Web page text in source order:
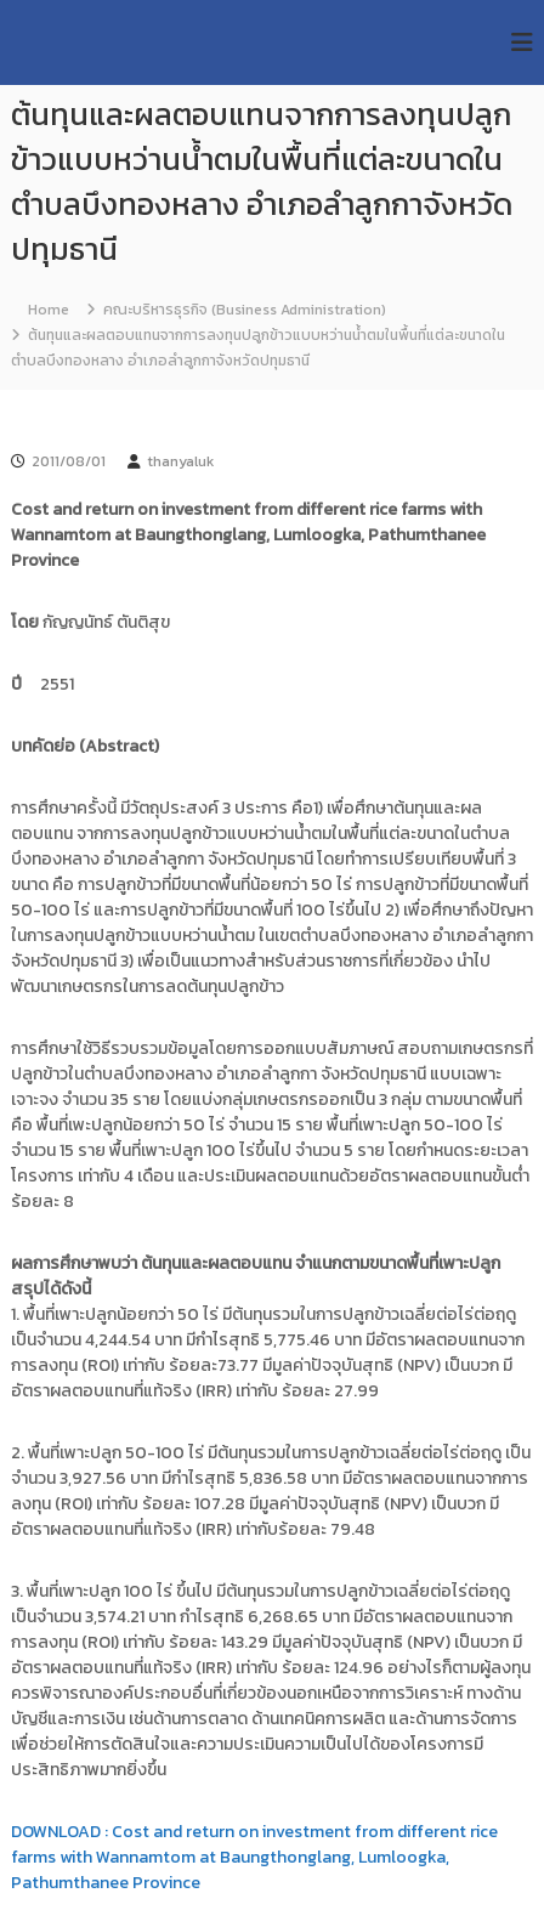
p
U
T
T
R
e
s
a
r
c
p
o
s
i
o
ค
ง
ข้
อ
มู
ล
ง
า
น
จั
ย
วิ
ท
ย
า
ลั
ย
ท
น
โ
ล
ม
ค
ล
ธั
รี
ต้นทุนและผลตอบแทนจากการลงทุนปลูก
ข้าวแบบหว่านน้ำตมในพื้นที่แต่ละขนาดใน
ตำบลบึงทองหลาง อำเภอลำลูกกาจังหวัด
ปทุมธานี
Home
คณะบริหารธุรกิจ (Business Administration)
ต้นทุนและผลตอบแทนจากการลงทุนปลูกข้าวแบบหว่านน้ำตมในพื้นที่แต่ละขนาดใน
ตำบลบึงทองหลาง อำเภอลำลูกกาจังหวัดปทุมธานี
2011/08/01 thanyaluk
Cost and return on investment from different rice farms with
Wannamtom at Baungthonglang, Lumloogka, Pathumthanee
Province
โดยกัญญนัทธ์ ตันติสุข
ปี2551
บทคัดย่อ (Abstract)
การศึกษาครั้งนี้ มีวัตถุประสงค์ 3 ประการ คือ1) เพื่อศึกษาต้นทุนและผล
ตอบแทน จากการลงทุนปลูกข้าวแบบหว่านน้ำตมในพื้นที่แต่ละขนาดในตำบล
บึงทองหลาง อำเภอลำลูกกา จังหวัดปทุมธานี โดยทำการเปรียบเทียบพื้นที่ 3
ขนาด คือ การปลูกข้าวที่มีขนาดพื้นที่น้อยกว่า 50 ไร่ การปลูกข้าวที่มีขนาดพื้นที่
50-100 ไร่ และการปลูกข้าวที่มีขนาดพื้นที่ 100 ไร่ขึ้นไป 2) เพื่อศึกษาถึงปัญหา
ในการลงทุนปลูกข้าวแบบหว่านน้ำตม ในเขตตำบลบึงทองหลาง อำเภอลำลูกกา
จังหวัดปทุมธานี 3) เพื่อเป็นแนวทางสำหรับส่วนราชการที่เกี่ยวข้อง นำไป
พัฒนาเกษตรกรในการลดต้นทุนปลูกข้าว
การศึกษาใช้วิธีรวบรวมข้อมูลโดยการออกแบบสัมภาษณ์ สอบถามเกษตรกรที่
ปลูกข้าวในตำบลบึงทองหลาง อำเภอลำลูกกา จังหวัดปทุมธานี แบบเฉพาะ
เจาะจง จำนวน 35 ราย โดยแบ่งกลุ่มเกษตรกรออกเป็น 3 กลุ่ม ตามขนาดพื้นที่
คือ พื้นที่เพะปลูกน้อยกว่า 50 ไร่ จำนวน 15 ราย พื้นที่เพาะปลูก 50-100 ไร่
จำนวน 15 ราย พื้นที่เพาะปลูก 100 ไร่ขึ้นไป จำนวน 5 ราย โดยกำหนดระยะเวลา
โครงการ เท่ากับ 4 เดือน และประเมินผลตอบแทนด้วยอัตราผลตอบแทนขั้นต่ำ
ร้อยละ 8
ผลการศึกษาพบว่า ต้นทุนและผลตอบแทน จำแนกตามขนาดพื้นที่เพาะปลูก
สรุปได้ดังนี้
1. พื้นที่เพาะปลูกน้อยกว่า 50 ไร่ มีต้นทุนรวมในการปลูกข้าวเฉลี่ยต่อไร่ต่อฤดู
เป็นจำนวน 4,244.54 บาท มีกำไรสุทธิ 5,775.46 บาท มีอัตราผลตอบแทนจาก
การลงทุน (ROI) เท่ากับ ร้อยละ73.77 มีมูลค่าปัจจุบันสุทธิ (NPV) เป็นบวก มี
อัตราผลตอบแทนที่แท้จริง (IRR) เท่ากับ ร้อยละ 27.99
2. พื้นที่เพาะปลูก 50-100 ไร่ มีต้นทุนรวมในการปลูกข้าวเฉลี่ยต่อไร่ต่อฤดู เป็น
จำนวน 3,927.56 บาท มีกำไรสุทธิ 5,836.58 บาท มีอัตราผลตอบแทนจากการ
ลงทุน (ROI) เท่ากับ ร้อยละ 107.28 มีมูลค่าปัจจุบันสุทธิ (NPV) เป็นบวก มี
อัตราผลตอบแทนที่แท้จริง (IRR) เท่ากับร้อยละ 79.48
3. พื้นที่เพาะปลูก 100 ไร่ ขึ้นไป มีต้นทุนรวมในการปลูกข้าวเฉลี่ยต่อไร่ต่อฤดู
เป็นจำนวน 3,574.21 บาท กำไรสุทธิ 6,268.65 บาท มีอัตราผลตอบแทนจาก
การลงทุน (ROI) เท่ากับ ร้อยละ 143.29 มีมูลค่าปัจจุบันสุทธิ (NPV) เป็นบวก มี
อัตราผลตอบแทนที่แท้จริง (IRR) เท่ากับ ร้อยละ 124.96 อย่างไรก็ตามผู้ลงทุน
ควรพิจารณาองค์ประกอบอื่นที่เกี่ยวข้องนอกเหนือจากการวิเคราะห์ ทางด้าน
บัญชีและการเงิน เช่นด้านการตลาด ด้านเทคนิคการผลิต และด้านการจัดการ
เพื่อช่วยให้การตัดสินใจและความประเมินความเป็นไปได้ของโครงการมี
ประสิทธิภาพมากยิ่งขึ้น
DOWNLOAD : Cost and return on investment from different rice
farms with Wannamtom at Baungthonglang, Lumloogka,
Pathumthanee Province